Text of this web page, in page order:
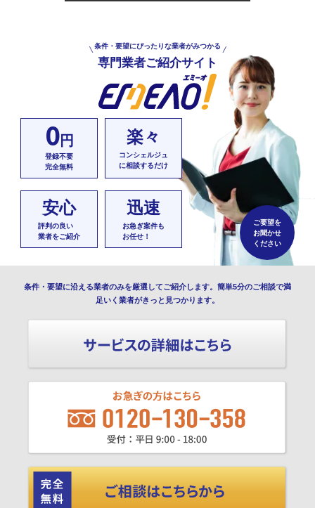
条件・要望にぴったりな業者がみつかる
専門業者ご紹介サイト
0円
登録不要
完全無料
楽々
コンシェルジュ
に相談するだけ
安心
評判の良い
業者をご紹介
迅速
お急ぎ案件も
お任せ！
ご要望を
お聞かせ
ください
条件・要望に沿える業者のみを厳選してご紹介します。簡単5分のご相談で満
足いく業者がきっと見つかります。